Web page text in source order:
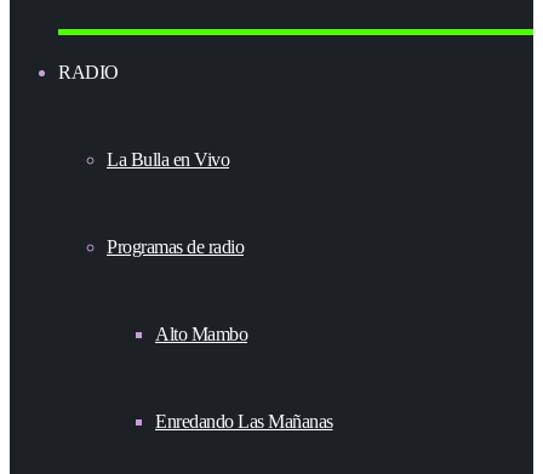
RADIO
La Bulla en Vivo
Programas de radio
Alto Mambo
Enredando Las Mañanas